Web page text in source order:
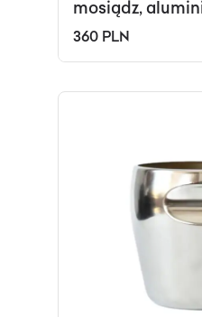
mosiądz,
Zachodnia, lata
360 PLN